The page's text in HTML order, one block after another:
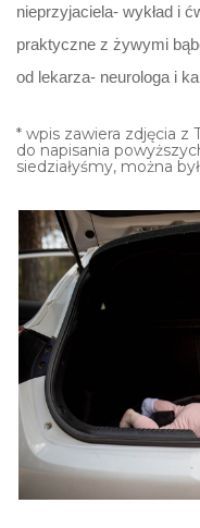
nieprzyjaciela- wykład i
praktyczne z żywymi
od lekarza- neurologa i
* wpis zawiera zdjęcia z
do napisania
siedziałyśmy, można